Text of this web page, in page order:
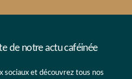
de notre actu caféinée
sociaux et découvrez tous nos